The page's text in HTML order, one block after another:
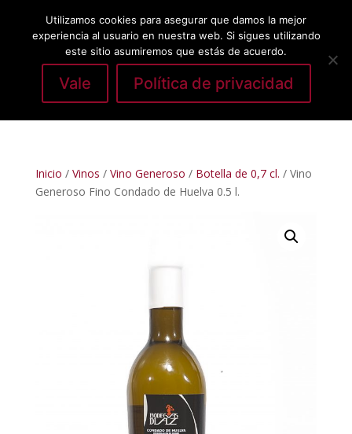
Seleccionar página
Inicio / Vinos / Vino Generoso / Botella de 0,7 cl. / Vino
Generoso Fino Condado de Huelva 0.5 l.
Utilizamos cookies para asegurar que damos la mejor
experiencia al usuario en nuestra web. Si sigues utilizando
este sitio asumiremos que estás de acuerdo.
Vale Política de privacidad